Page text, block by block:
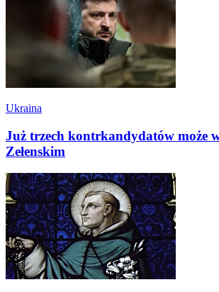
Ukraina
Już trzech kontrkandydatów może
Zełenskim